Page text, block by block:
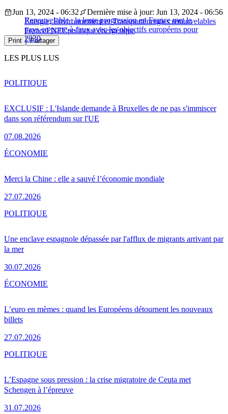
Renouvelable : la lente progression en France met le
pays en porte-à-faux avec les objectifs européens pour
2030
Jun 13, 2024 - 06:32
Dernière mise à jour: Jun 13, 2024 - 06:56
Energie, Environnement et Transporténergies renouvelables
FrancePNECpolitique énergétique
Print Partager
LES PLUS LUS
EXCLUSIF : L'Islande demande à Bruxelles de ne pas s'immiscer
dans son référendum sur l'UE
07.08.2026
POLITIQUE
Merci la Chine : elle a sauvé l’économie mondiale
27.07.2026
ÉCONOMIE
Une enclave espagnole dépassée par l'afflux de migrants arrivant par
la mer
30.07.2026
POLITIQUE
L’euro en mèmes : quand les Européens détournent les nouveaux
billets
27.07.2026
ÉCONOMIE
L’Espagne sous pression : la crise migratoire de Ceuta met
Schengen à l’épreuve
31.07.2026
POLITIQUE